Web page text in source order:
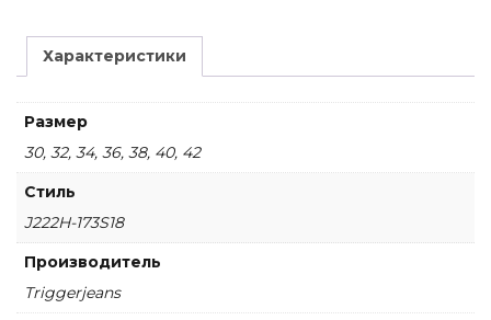
JeansХарактеристики
Размер
30, 32, 34, 36, 38, 40, 42
Стиль
J222H-173S18
Производитель
Triggerjeans